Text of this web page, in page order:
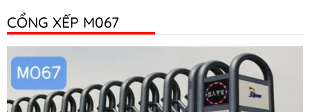
CỔNG XẾP M067